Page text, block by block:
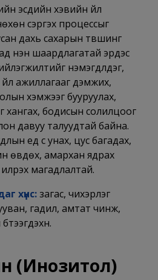
эсүүдийн хэвийн үйл
сэргэх процессыг
дахь сахарын түвшинг
нэн шаардлагатай эрдэс
нэмэгдүүлдэг,
ажиллагааг дэмжих,
хэмжээг бууруулах,
хангах, бодисын солилцоог
давуу талуудтай байна.
үед үс унах, цус багадах,
өвдөх, амархан ядрах
илрэх магадлалтай.
хүнс:загас, чихэрлэг
гадил, амтат чинжүү,
(Инозитол)